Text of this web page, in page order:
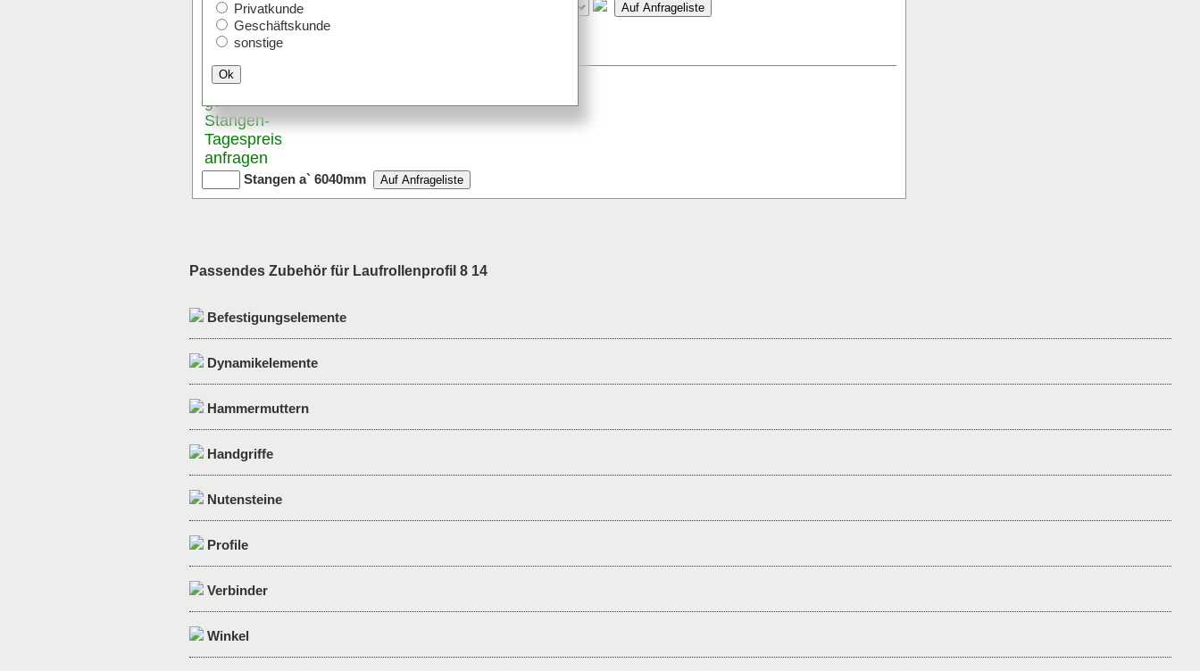
Privatkunde
Geschäftskunde
sonstige
Ok
Der Zuschnitt ist von 20mm bis max. 6000mm begrenzt
Versand mit Paketdienst ist bis 2400mm möglich
Stangenware
günstigen
Stangen-
Tagespreis
anfragen
Stangen a` 6040mm
Passendes Zubehör für Laufrollenprofil 8 14
Befestigungselemente
Dynamikelemente
Hammermuttern
Handgriffe
Nutensteine
Profile
Verbinder
Winkel